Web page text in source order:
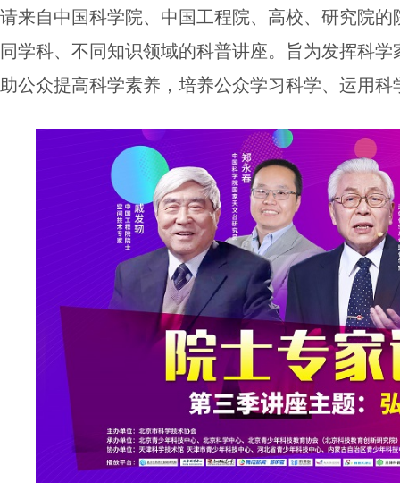
请来自中国科学院、中国工程院、高校、研究院
同学科、不同知识领域的科普讲座。旨为发挥科学
助公众提高科学素养，培养公众学习科学、运用科